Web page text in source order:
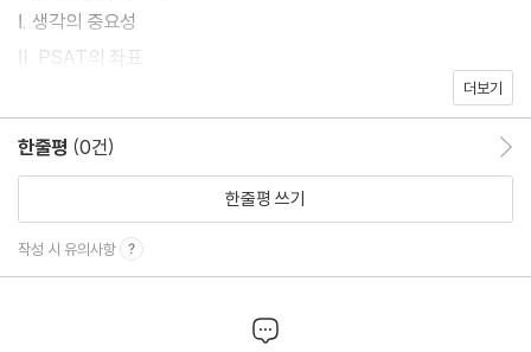
Ⅰ. 생각의 중요성
Ⅱ. PSAT의 좌표
Ⅰ. 객관성과 필연성 원리의 필요성
1. 객관성(objectivity)
2. 필연성(inevitability)
더보기
한줄평 (0건)
한줄평 쓰기
작성 시 유의사항